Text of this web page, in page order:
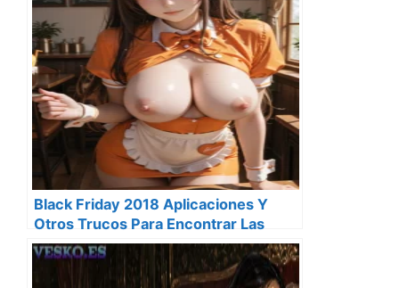
Black Friday 2018 Aplicaciones Y
Otros Trucos Para Encontrar Las
Mejores Ofertas